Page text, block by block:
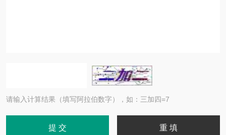
请输入计算结果（填写阿拉伯数字），如：三加四=7